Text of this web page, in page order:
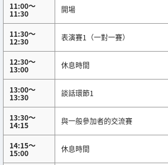
11:00～
11:30 開場
11:30～
12:30 表演賽1（一對一賽）
12:30～
13:00 休息時間
13:00～
13:30 談話環節1
13:30～
14:15 與一般參加者的交流賽
14:15～
15:00 休息時間